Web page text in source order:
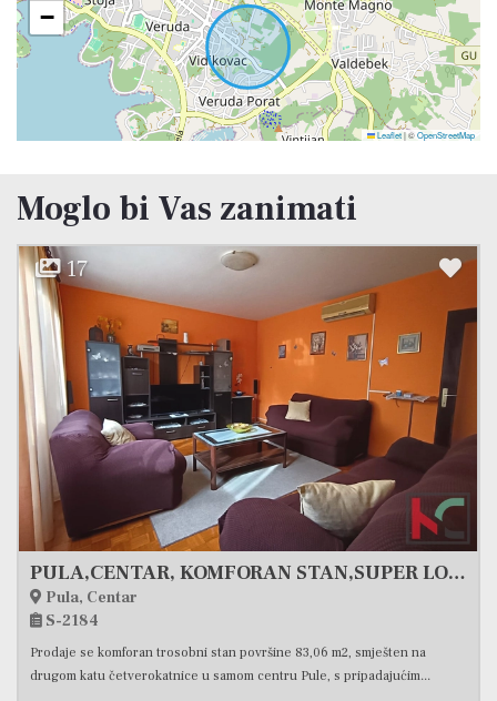
−
Leaflet|©OpenStreetMap
Moglo bi Vas zanimati
10
260 000 € -4 %
PULA, VERUDA PORAT, PROSTRAN TROSOBNI STAN, 84,57 M2, #PRODAJA
Pula, Veruda
S-1971
Prodajemo vrlo zanimljivu nekretninu u visokom prizemlju zgrade
intimnijeg tipa sa svega sedam stambenih jedinica u mirnom...